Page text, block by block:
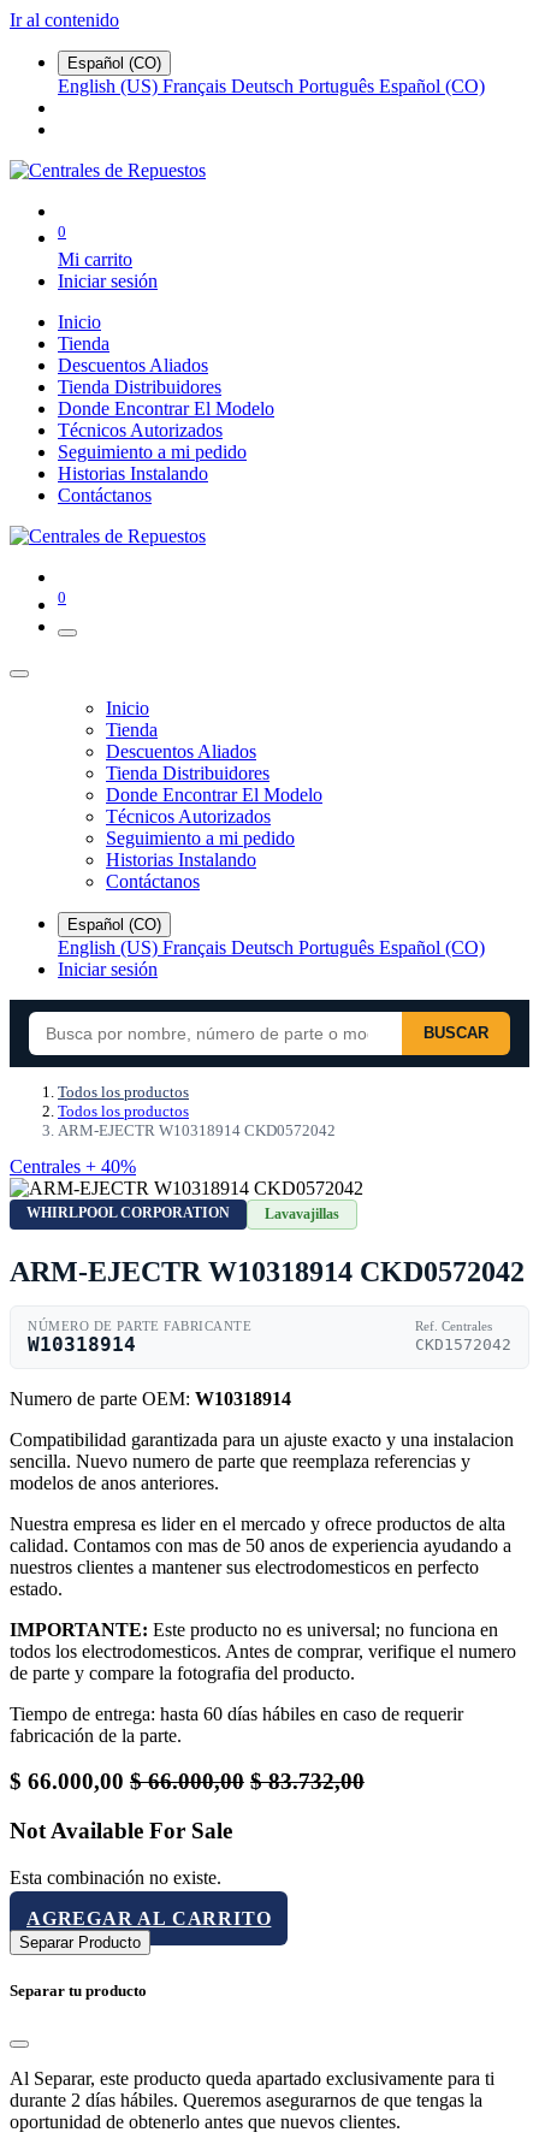
Ir al contenido
Español (CO)
English (US) Français Deutsch Português Español (CO)
0
Mi carrito
Iniciar sesión
Inicio
Tienda
Descuentos Aliados
Tienda Distribuidores
Donde Encontrar El Modelo
Técnicos Autorizados
Seguimiento a mi pedido
Historias Instalando
Contáctanos
0
Inicio
Tienda
Descuentos Aliados
Tienda Distribuidores
Donde Encontrar El Modelo
Técnicos Autorizados
Seguimiento a mi pedido
Historias Instalando
Contáctanos
Español (CO)
English (US) Français Deutsch Português Español (CO)
Iniciar sesión
BUSCAR
Todos los productos
Todos los productos
ARM-EJECTR W10318914 CKD0572042
Centrales + 40%
WHIRLPOOL CORPORATION Lavavajillas
ARM-EJECTR W10318914 CKD0572042
NÚMERO DE PARTE FABRICANTE
W10318914
Ref. Centrales
CKD1572042
Numero de parte OEM: W10318914
Compatibilidad garantizada para un ajuste exacto y una instalacion
sencilla. Nuevo numero de parte que reemplaza referencias y
modelos de anos anteriores.
Nuestra empresa es lider en el mercado y ofrece productos de alta
calidad. Contamos con mas de 50 anos de experiencia ayudando a
nuestros clientes a mantener sus electrodomesticos en perfecto
estado.
IMPORTANTE: Este producto no es universal; no funciona en
todos los electrodomesticos. Antes de comprar, verifique el numero
de parte y compare la fotografia del producto.
Tiempo de entrega: hasta 60 días hábiles en caso de requerir
fabricación de la parte.
$ 66.000,00 $66.000,00 $83.732,00
Not Available For Sale
Esta combinación no existe.
AGREGAR AL CARRITO
Separar Producto
Separar tu producto
Al Separar, este producto queda apartado exclusivamente para ti
durante 2 días hábiles. Queremos asegurarnos de que tengas la
oportunidad de obtenerlo antes que nuevos clientes.